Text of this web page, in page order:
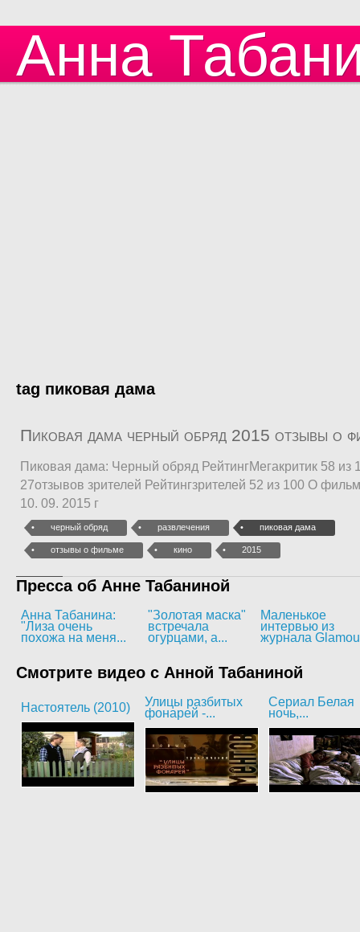
Анна
tag пиковая дама
Пиковая дама черный обряд 2015 отзывы о
Пиковая дама: Черный обряд РейтингМегакритик 58 из
27отзывов зрителей Рейтингзрителей 52 из 100 О
10. 09. 2015 г
черный обряд развлечения пиковая дама
отзывы о фильме кино 2015
Пресса об Анне Табаниной
Анна Табанина:
"Лиза очень
похожа на меня...
"Золотая маска"
встречала
огурцами, а...
Маленькое
интервью из
журнала
Смотрите видео с Анной Табаниной
Настоятель (2010)
Улицы разбитых
фонарей -...
Сериал Белая
ночь,...